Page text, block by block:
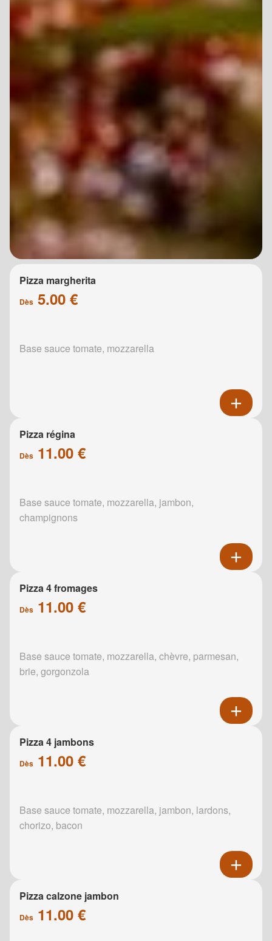
Pizza margherita
Dès 5.00 €
Base sauce tomate, mozzarella
Pizza régina
Dès 11.00 €
Base sauce tomate, mozzarella, jambon,
champignons
Pizza 4 fromages
Dès 11.00 €
Base sauce tomate, mozzarella, chèvre, parmesan,
brie, gorgonzola
Pizza 4 jambons
Dès 11.00 €
Base sauce tomate, mozzarella, jambon, lardons,
chorizo, bacon
Pizza calzone jambon
Dès 11.00 €